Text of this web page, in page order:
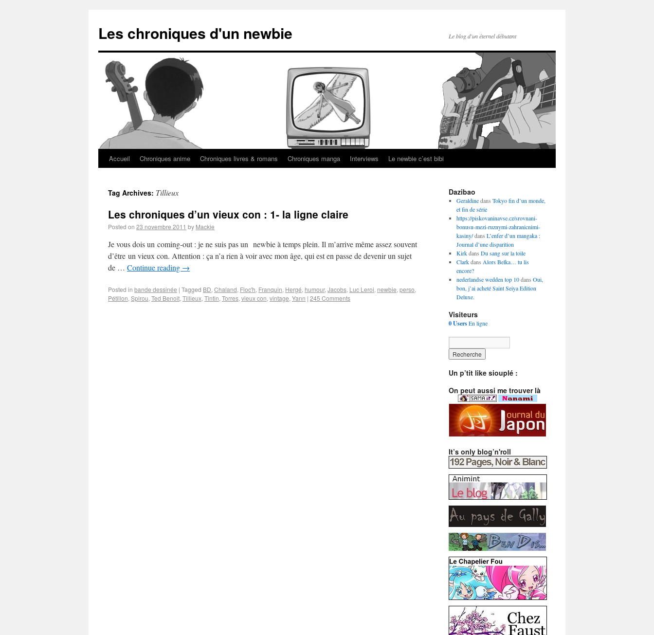
Les chroniques d'un newbie Le blog d'un éternel débutant
Accueil Chroniques anime Chroniques livres & romans Chroniques manga Interviews Le newbie c’est bibi
Tag Archives: Tillieux
Les chroniques d’un vieux con : 1- la ligne claire
Posted on 23 novembre 2011 by Mackie
Je vous dois un coming-out : je ne suis pas un newbie à temps plein. Il m’arrive même assez souvent
d’être un vieux con. Attention : ça n’a rien à voir avec mon âge, qui est en passe de devenir un sujet
de … Continue reading →
Posted in bande dessinée | Tagged BD, Chaland, Floc'h, Franquin, Hergé, humour, Jacobs, Luc Leroi, newbie, perso,
Pétillon, Spirou, Ted Benoit, Tillieux, Tintin, Torres, vieux con, vintage, Yann | 245 Comments
Dazibao
Geraldinedans Tokyo fin d’un monde,
et fin de série
https://piskovaninavse.cz/srovnani-
bonusu-mezi-ruznymi-zahranicnimi-
kasiny/dans L’enfer d’un mangaka :
Journal d’une disparition
Kirkdans Du sang sur la toile
Clarkdans Alors Belka… tu lis
encore?
nederlandse wedden top 10dans Oui,
bon, j’ai acheté Saint Seiya Edition
Deluxe.
Visiteurs
0 UsersEn ligne
Un p’tit like siouplé :
On peut aussi me trouver là
It’s only blog’n'roll